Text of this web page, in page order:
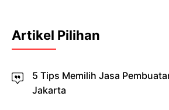
Artikel Pilihan
5 Tips Memilih Jasa
Jakarta